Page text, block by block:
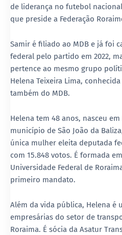
de liderança no futebol
que preside a Federação
Samir é filiado ao MDB e já foi
federal pelo partido em 2022,
pertence ao mesmo grupo
Helena Teixeira Lima,
também do MDB.
Helena tem 48 anos, nasceu
município de São João da Baliza
única mulher eleita deputada
com 15.848 votos. É formada em
Universidade Federal de
primeiro mandato.
Além da vida pública, Helena é
empresárias do setor de
Roraima. É sócia da Asatur